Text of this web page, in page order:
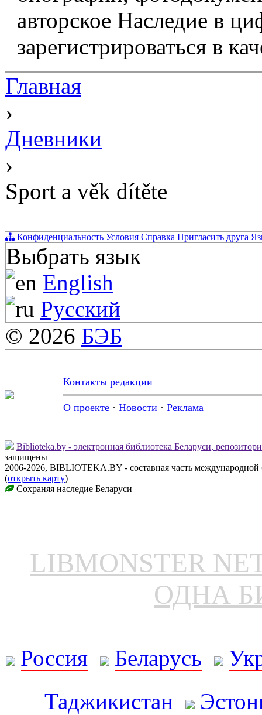
авторское Наследие в
зарегистрироваться в
Главная
›
Дневники
›
Sport a věk dítěte
Конфиденциальность Условия Справка Пригласить друга
Выбрать язык
English
Русский
© 2026 БЭБ
Контакты редакции
О проекте · Новости · Реклама
Biblioteka.by - электронная библиотека Беларуси,
защищены
2006-2026, BIBLIOTEKA.BY - составная часть
(открыть карту)
Сохраняя наследие Беларуси
LIBMONSTER
ОДНА
Россия Беларусь
Таджикистан